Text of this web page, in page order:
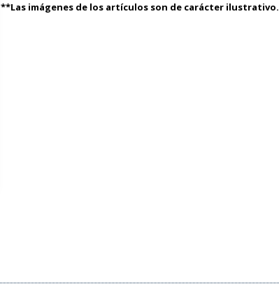
**Las imágenes de los artículos son de carácter ilustrativo.